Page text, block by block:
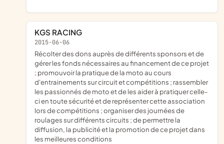
KGS RACING
2015-06-06
récolter des dons auprès de différents sponsors et de
gérer les fonds nécessaires au financement de ce projet
; promouvoir la pratique de la moto au cours
d'entrainements sur circuit et compétitions ; rassembler
les passionnés de moto et de les aider à pratiquer celle-
ci en toute sécurité et de représenter cette association
lors de compétitions ; organiser des journées de
roulages sur différents circuits ; de permettre la
diffusion, la publicité et la promotion de ce projet dans
les meilleures conditions